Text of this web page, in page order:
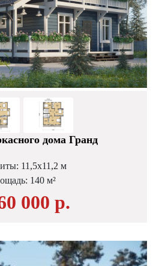
дома Гранд
11,5х11,2 м
140 м²
000 р.